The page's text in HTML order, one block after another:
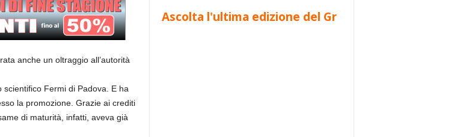
anche un oltraggio all’autorità
scientifico Fermi di Padova. E ha
la promozione. Grazie ai crediti
di maturità, infatti, aveva già
Ascolta l'ultima edizione del Gr